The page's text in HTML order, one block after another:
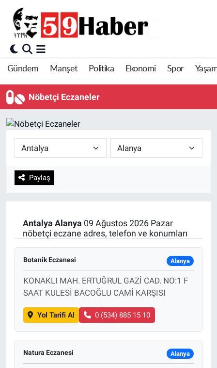
Gündem Manşet Politika Ekonomi Spor
Nöbetçi Eczaneler
Paylaş
Antalya Alanya 09 Ağustos 2026 Pazar
nöbetçi eczane adres, telefon ve konumları
Botanik Eczanesi Alanya
KONAKLI MAH. ERTUĞRUL GAZİ CAD. NO:1 F
SAAT KULESİ BACOĞLU CAMİ KARŞISI
Yol Tarifi Al 0 (534) 885 15 10
Natura Eczanesi Alanya